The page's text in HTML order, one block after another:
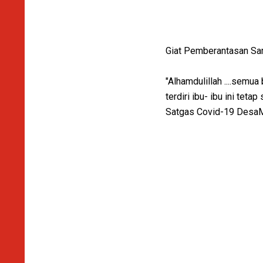
Giat Pemberantasan
"Alhamdulillah
terdiri ibu- ibu ini tetap
Satgas Covid-19